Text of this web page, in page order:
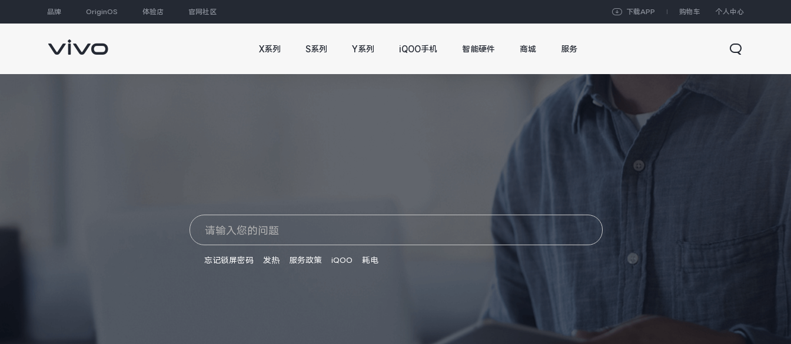
品牌 OriginOS 体验店 官网社区 下载APP 购物车 个人中心
X系列 S系列 Y系列 iQOO手机 智能硬件 商城 服务
忘记锁屏密码 发热 服务政策 iQOO 耗电